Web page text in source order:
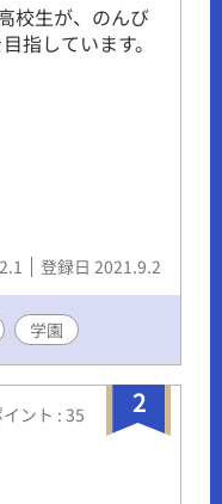
校生が、のんび
指しています。
登録日 2021.9.2
学園
2
ント : 35